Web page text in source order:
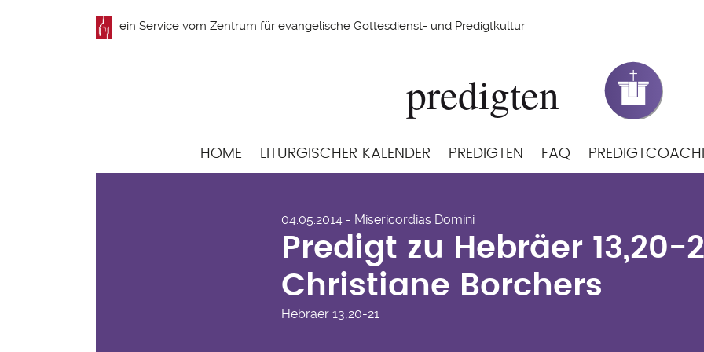
ein Service vom Zentrum für evangelische Gottesdienst- und Predigtkultur
Hauptnavigation
HOME LITURGISCHER KALENDER PREDIGTEN FAQ
Christiane Borchers
04.05.2014 - Misericordias Domini
Predigt zu Hebräer 13,20-
Christiane Borchers
Hebräer 13,20-21